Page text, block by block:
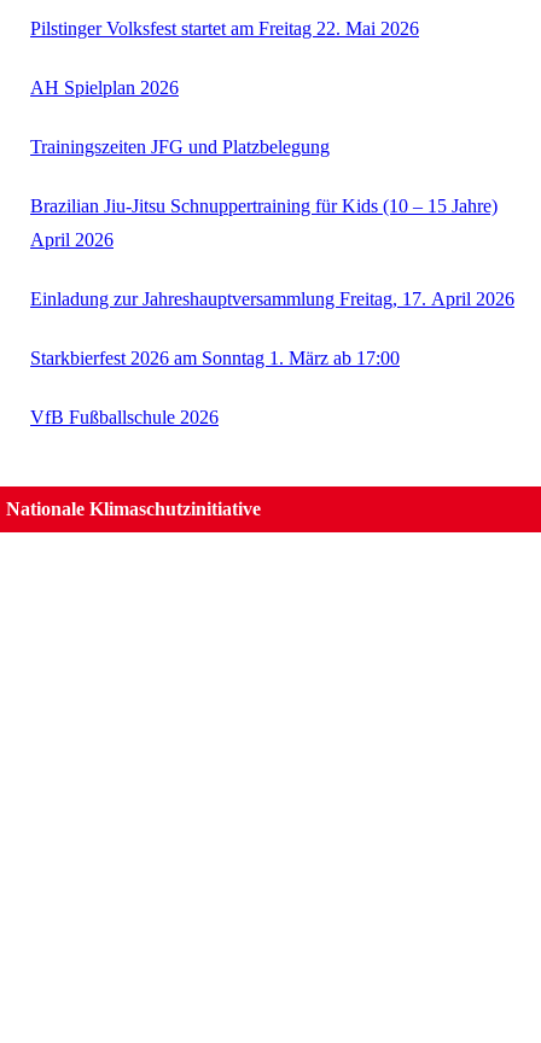
Pilstinger Volksfest startet am Freitag 22. Mai 2026
AH Spielplan 2026
Trainingszeiten JFG und Platzbelegung
Brazilian Jiu-Jitsu Schnuppertraining für Kids (10 – 15 Jahre)
April 2026
Einladung zur Jahreshauptversammlung Freitag, 17. April 2026
Starkbierfest 2026 am Sonntag 1. März ab 17:00
VfB Fußballschule 2026
Nationale Klimaschutzinitiative